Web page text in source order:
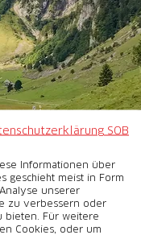
SOB
Informationen über
geschieht meist in Form
unserer
zu verbessern oder
bieten. Für weitere
Cookies, oder um